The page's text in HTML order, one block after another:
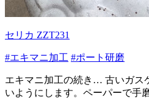
セリカ ZZT231
#エキマニ加工 #ポート研磨
エキマニ加工の続き… 古いガス
いようにします。ペーパーで手